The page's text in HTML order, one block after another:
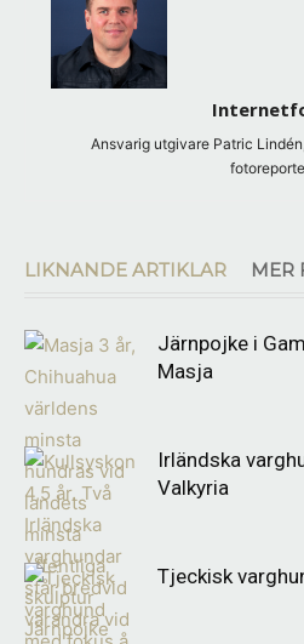
Ansvarig utgivare Patric
LIKNANDE ARTIKLAR MER
Järnpojke i
Masja
Irländska
Valkyria
Tjeckisk